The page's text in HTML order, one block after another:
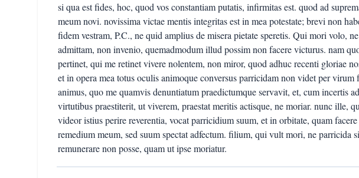
si qua est fides, hoc, quod vos constantiam putatis, infirmitas est. quod ad
meum novi. novissima victae mentis integritas est in mea potestate; brevi non
fidem vestram, P.C., ne quid amplius de misera pietate speretis. Qui mori volo,
admittam, non invenio, quemadmodum illud possim non facere victurus. nam
pertinet, qui me retinet vivere nolentem, non miror, quod adhuc recenti gloriae
et in opera mea totus oculis animoque conversus parricidam non videt per virum
animus, quo me quamvis denuntiatum praedictumque servavit, et, cum incertis
virtutibus praestiterit, ut viverem, praestat meritis actisque, ne moriar. nunc ille,
videor istius perire reverentia, vocat parricidium suum, et in orbitate, quam
remedium meum, sed suum spectat adfectum. filium, qui vult mori, ne parricida
remunerare non posse, quam ut ipse moriatur.